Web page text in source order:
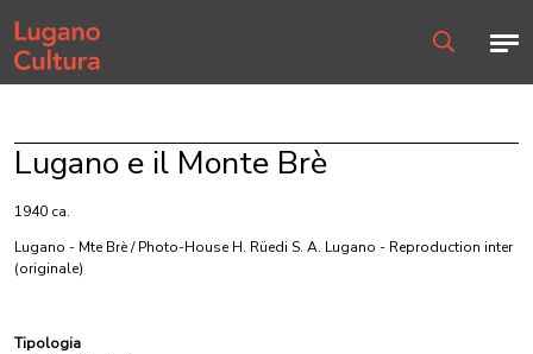
Home page
Lugano e il Monte Brè
1940 ca.
Lugano - Mte Brè / Photo-House H. Rüedi S. A. Lugano - Reproduction inter
(originale)
Tipologia